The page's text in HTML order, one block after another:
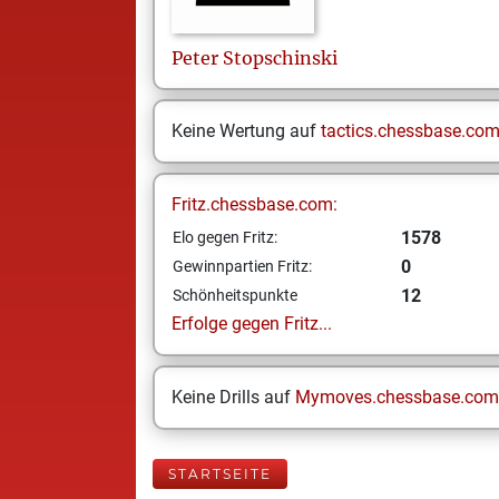
Peter Stopschinski
Keine Wertung auf tactics.chessbase.com
Fritz.chessbase.com:
Elo gegen Fritz: 1578
Gewinnpartien Fritz: 0
Schönheitspunkte
12
Erfolge gegen Fritz...
Keine Drills auf Mymoves.chessbase.com
STARTSEITE